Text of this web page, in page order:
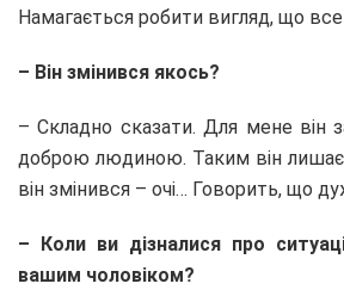
Намагається робити вигляд, що
– Він змінився якось?
– Складно сказати. Для мене він
доброю людиною. Таким він
він змінився – очі… Говорить, що
– Коли ви дізналися про
вашим чоловіком?